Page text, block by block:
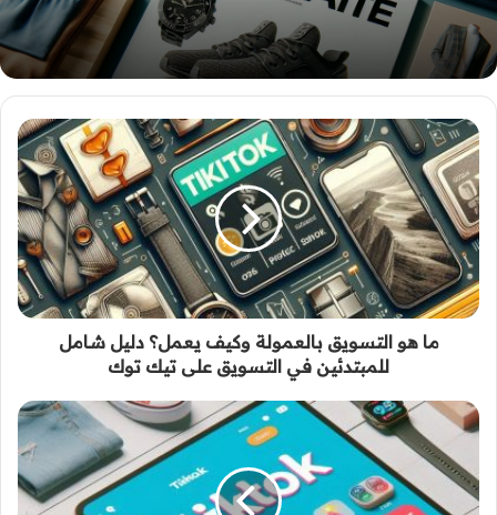
ما هو التسويق بالعمولة وكيف يعمل؟ دليل شامل
للمبتدئين في التسويق على تيك توك